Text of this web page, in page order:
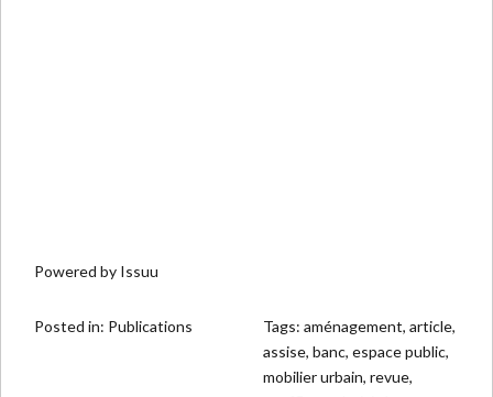
Powered by Issuu
Posted in: Publications Tags: aménagement, article,
assise, banc, espace public,
mobilier urbain, revue,